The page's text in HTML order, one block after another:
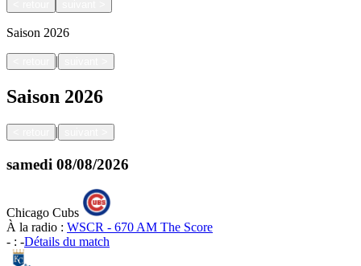
Saison 2026
|
Saison 2026
|
samedi 08/08/2026
Chicago Cubs
À la radio : WSCR - 670 AM The Score
- : -Détails du match